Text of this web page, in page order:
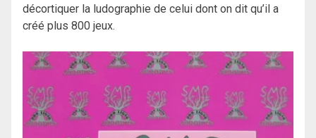
décortiquer la ludographie de celui dont on dit qu’il a
créé plus 800 jeux.